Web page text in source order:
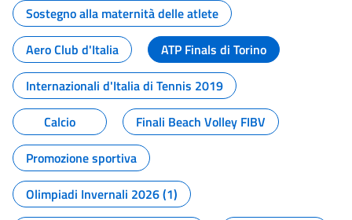
Sostegno alla maternità delle atlete
Aero Club d'Italia
ATP Finals di Torino
Internazionali d'Italia di Tennis 2019
Calcio
Finali Beach Volley FIBV
Promozione sportiva
Olimpiadi Invernali 2026 (1)